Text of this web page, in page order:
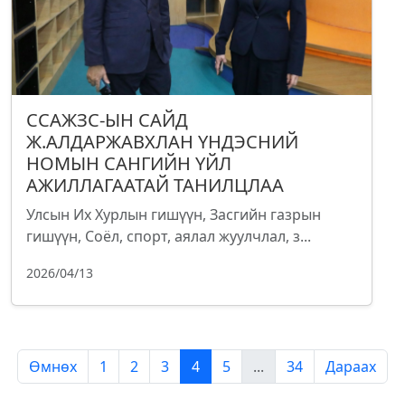
ССАЖЗС-ЫН САЙД
Ж.АЛДАРЖАВХЛАН ҮНДЭСНИЙ
НОМЫН САНГИЙН ҮЙЛ
АЖИЛЛАГААТАЙ ТАНИЛЦЛАА
Улсын Их Хурлын гишүүн, Засгийн газрын
гишүүн, Соёл, спорт, аялал жуулчлал, з...
2026/04/13
Өмнөх 1 2 3 4 5 ... 34 Дараах